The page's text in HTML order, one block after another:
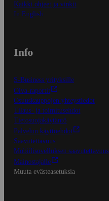
Kaikki ohjeet ja vinkit
In English
Info
S-Business yrityksille
Oiva-raportit
Osuuskauppojen yhteystiedot
Tilaus- ja toimitusehdot
Tietosuojakäytäntö
Palvelun käyttöehdot
Saavutettavuus
Mobiilisovelluksen saavutettavuus
Mainostajalle
Muuta evästeasetuksia